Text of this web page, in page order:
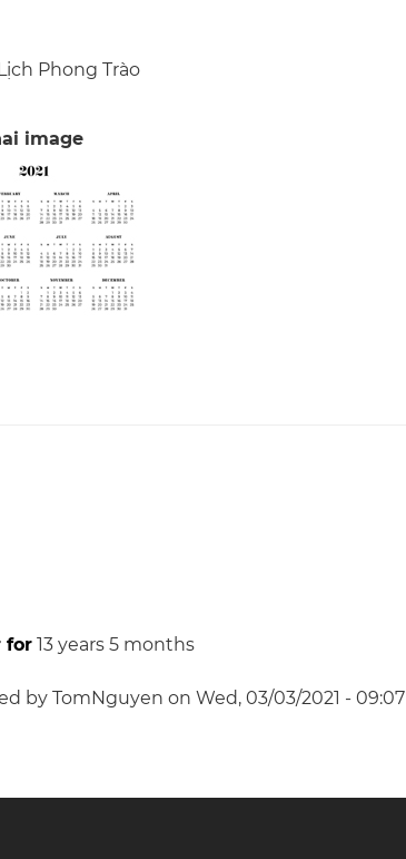
Phong Trào
image
for 13 years 5 months
by TomNguyen on Wed, 03/03/2021 - 09:07